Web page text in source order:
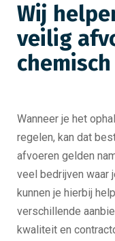
Wij
veilig
Wanneer je het
regelen, kan dat
afvoeren gelden
veel bedrijven waar
kunnen je hierbij
verschillende
kwaliteit en